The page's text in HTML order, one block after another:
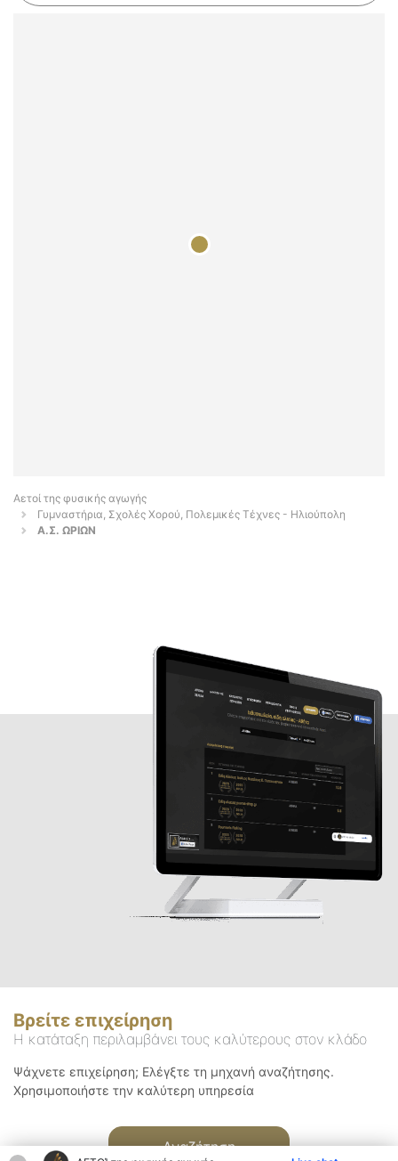
Αετοί της φυσικής αγωγής
Γυμναστήρια, Σχολές Χορού, Πολεμικές Τέχνες - Ηλιούπολη
Α.Σ. ΩΡΙΩΝ
Βρείτε επιχείρηση
Η κατάταξη περιλαμβάνει τους καλύτερους στον κλάδο
Ψάχνετε επιχείρηση; Ελέγξτε τη μηχανή αναζήτησης.
Χρησιμοποιήστε την καλύτερη υπηρεσία
Αναζήτηση